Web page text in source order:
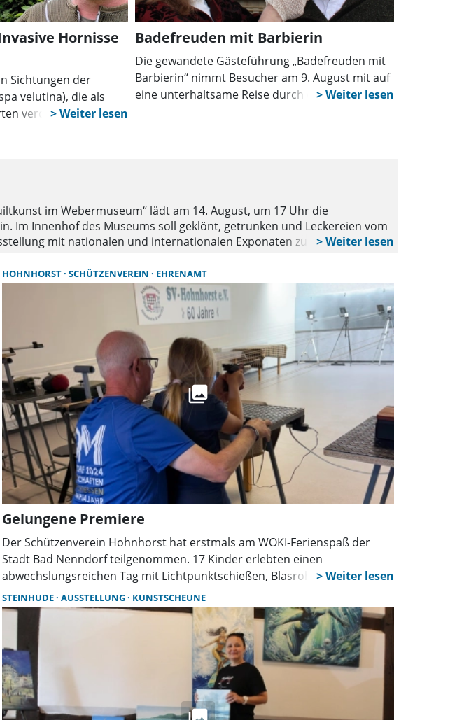
Hornisse
Sichtungen der
velutina), die als
verdrängt. Grund
Badefreuden mit Barbierin
Die gewandete Gästeführung „Badefreuden mit
Barbierin“ nimmt Besucher am 9. August mit auf
eine unterhaltsame Reise durch die Geschichte
im Webermuseum“ lädt am 14. August, um 17 Uhr die
Im Innenhof des Museums soll geklönt, getrunken und Leckereien vom
mit nationalen und internationalen Exponaten zu besuchen, von
können bei F. C. Behling, Graf-Wilhelm-Straße 3 und bei Noras
HOHNHORST SCHÜTZENVEREIN EHRENAMT
Gelungene Premiere
Der Schützenverein Hohnhorst hat erstmals am WOKI-Ferienspaß der
Stadt Bad Nenndorf teilgenommen. 17 Kinder erlebten einen
abwechslungsreichen Tag mit Lichtpunktschießen, Blasrohrsport, Spielen
und Experimenten. Zwölf Ehrenamtliche sorgten für eine intensive
Betreuung.
STEINHUDE AUSSTELLUNG KUNSTSCHEUNE